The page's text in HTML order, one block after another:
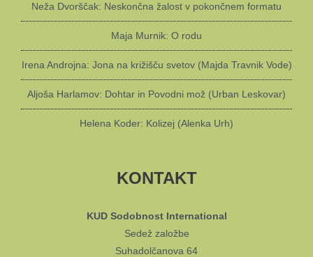
Neža Dvorščak: Neskončna žalost v pokončnem formatu
Maja Murnik: O rodu
Irena Androjna: Jona na križišču svetov (Majda Travnik Vode)
Aljoša Harlamov: Dohtar in Povodni mož (Urban Leskovar)
Helena Koder: Kolizej (Alenka Urh)
KONTAKT
KUD Sodobnost International
Sedež založbe
Suhadolčanova 64